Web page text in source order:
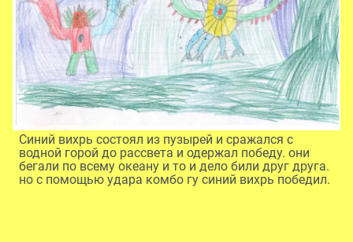
Синий вихрь состоял из пузырей и сражался с
водной горой до рассвета и одержал победу. они
бегали по всему океану и то и дело били друг друга.
но с помощью удара комбо гу синий вихрь победил.